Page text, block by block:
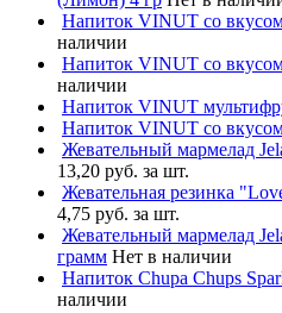
Напиток VINUT со
наличии
Напиток VINUT со
наличии
Напиток VINUT
Напиток VINUT со
Жевательный мармелад
13,20 руб. за шт.
Жевательная резинка
4,75 руб. за шт.
Жевательный мармелад
грамм Нет в наличии
Напиток Chupa Chups
наличии